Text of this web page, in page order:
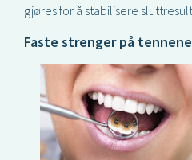
gjøres for å stabilisere
Faste strenger på